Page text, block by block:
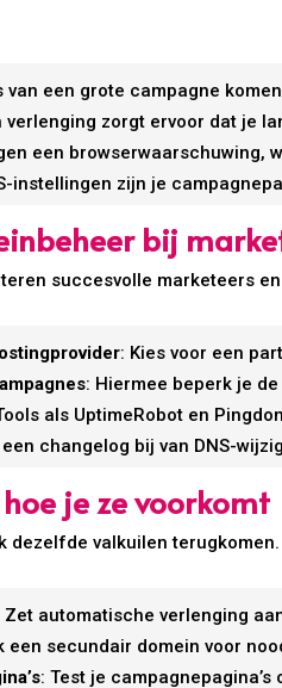
van een grote campagne
verlenging zorgt ervoor dat je
een browserwaarschuwing,
instellingen zijn je
bij
succesvolle marketeers
: Kies voor een
: Hiermee beperk je
als UptimeRobot en
een changelog bij van DNS-
je ze voorkomt
dezelfde valkuilen
Zet automatische verlenging
een secundair domein voor
: Test je